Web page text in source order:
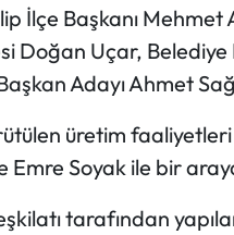
İlçe Başkanı
Doğan Uçar,
Adayı Ahmet
üretim
Emre Soyak ile bir
tarafından